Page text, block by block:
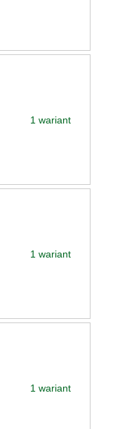
1 wariant
1 wariant
1 wariant